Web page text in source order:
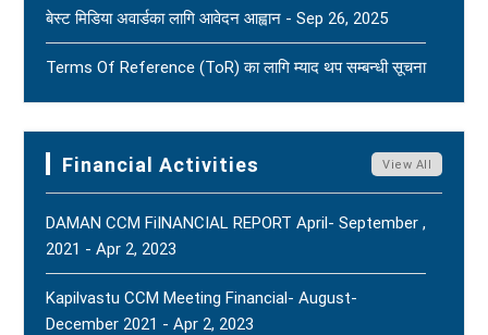
Naridatta Badu, President Of The FNJ Baitadi
Branch, Following The Passing Of His Father. - Aug
2, 2026
New
Harmony, And Peace - Jul 31, 2026
बेस्ट मिडिया अवार्डका लागि आवेदन आह्वान - Sep 26, 2025
Terms Of Reference (ToR) का लागि म्याद थप सम्बन्धी सूचना
Financial Activities View All
DAMAN CCM FiINANCIAL REPORT April- September ,
2021 - Apr 2, 2023
Kapilvastu CCM Meeting Financial- August-
December 2021 - Apr 2, 2023